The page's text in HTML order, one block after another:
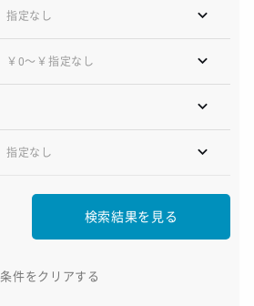
￥0〜￥指定なし
検索結果を見る
条件をクリアする